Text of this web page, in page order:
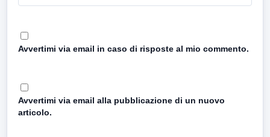
Avvertimi via email in caso di risposte al mio commento.
Avvertimi via email alla pubblicazione di un nuovo
articolo.